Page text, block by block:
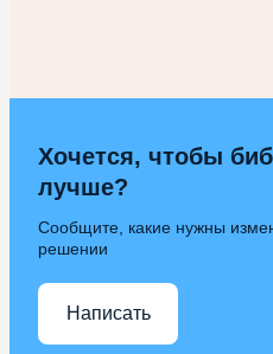
Хочется, чтобы
лучше?
Сообщите, какие нужны
решении
Написать